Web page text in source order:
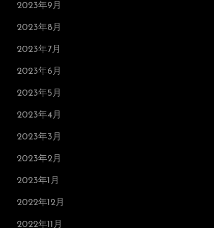
2023年9月
2023年8月
2023年7月
2023年6月
2023年5月
2023年4月
2023年3月
2023年2月
2023年1月
2022年12月
2022年11月